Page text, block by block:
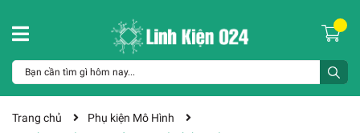
Trang chủ
Phụ kiện Mô Hình